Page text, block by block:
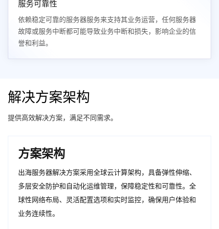
服务可靠性
依赖稳定可靠的服务器服务来支持其业务运营，任何服务器
故障或服务中断都可能导致业务中断和损失，影响企业的信
誉和利益。
解决方案架构
提供高效解决方案，满足不同需求。
方案架构
出海服务器解决方案采用全球云计算架构，具备弹性伸缩、
多层安全防护和自动化运维管理，保障稳定性和可靠性。全
球性网络布局、灵活配置选项和实时监控，确保用户体验和
业务连续性。